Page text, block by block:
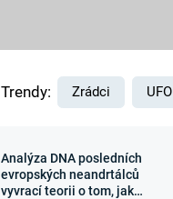
Výročí
Trendy: Zrádci UFO
Analýza DNA posledních
evropských neandrtálců
vyvrací teorii o tom, jak